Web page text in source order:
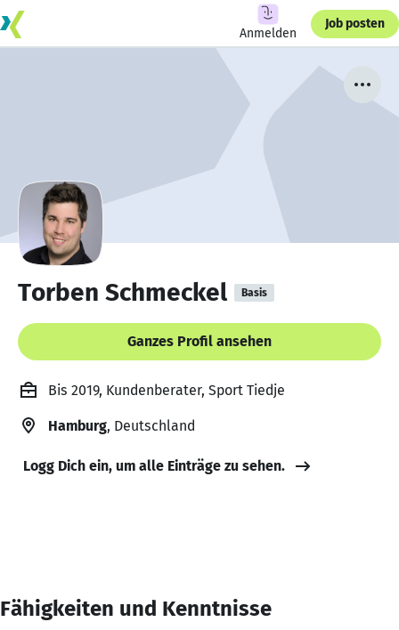
Anmelden
Job posten
Torben Schmeckel Basis
Ganzes Profil ansehen
Bis 2019, Kundenberater, Sport Tiedje
Hamburg, Deutschland
Logg Dich ein, um alle Einträge zu sehen.
Fähigkeiten und Kenntnisse